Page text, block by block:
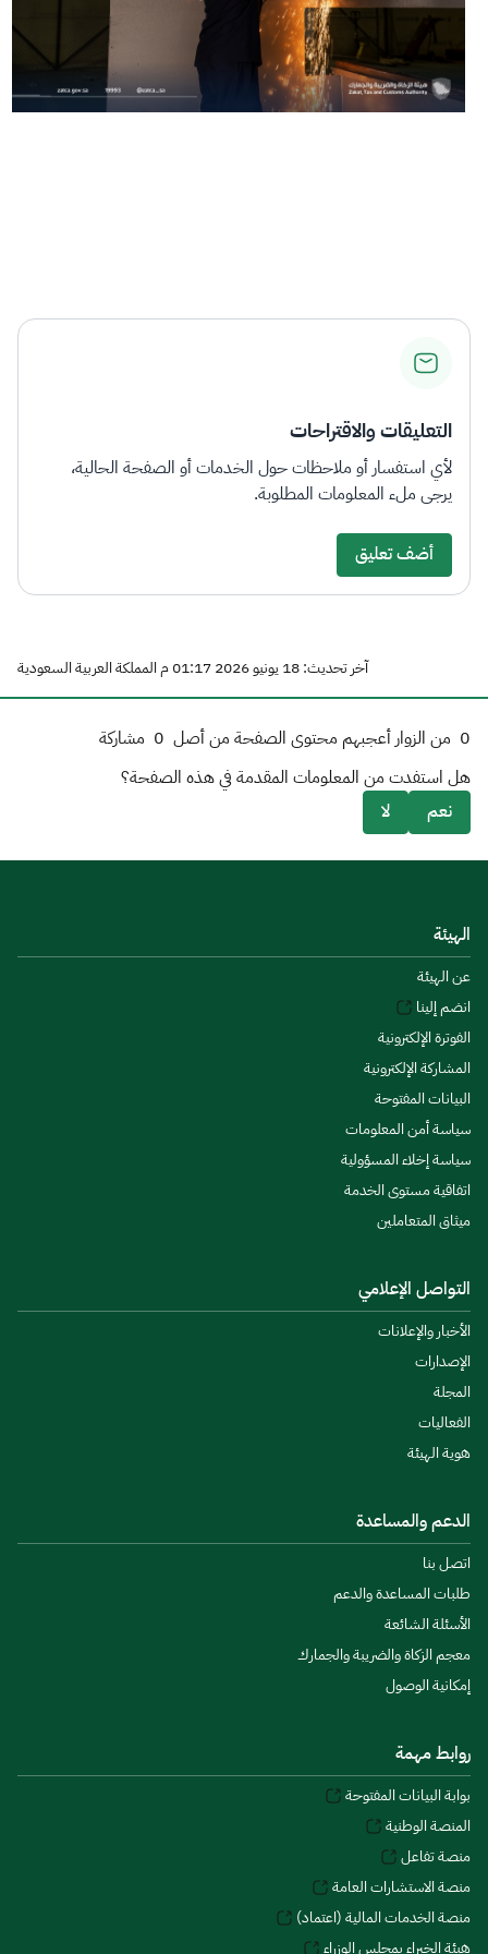
التعليقات والاقتراحات
لأي استفسار أو ملاحظات حول الخدمات أو الصفحة الحالية،
يرجى ملء المعلومات المطلوبة.
أضف تعليق
آخر تحديث: 18 يونيو 2026 01:17 م المملكة العربية السعودية
0 من الزوار أعجبهم محتوى الصفحة من أصل 0 مشاركة
هل استفدت من المعلومات المقدمة في هذه الصفحة؟
نعم
لا
الهيئة
عن الهيئة
انضم إلينا
الفوترة الإلكترونية
المشاركة الإلكترونية
البيانات المفتوحة
سياسة أمن المعلومات
سياسة إخلاء المسؤولية
اتفاقية مستوى الخدمة
ميثاق المتعاملين
التواصل الإعلامي
الأخبار والإعلانات
الإصدارات
المجلة
الفعاليات
هوية الهيئة
الدعم والمساعدة
اتصل بنا
طلبات المساعدة والدعم
الأسئلة الشائعة
معجم الزكاة والضريبة والجمارك
إمكانية الوصول
روابط مهمة
بوابة البيانات المفتوحة
المنصة الوطنية
منصة تفاعل
منصة الاستشارات العامة
منصة الخدمات المالية (اعتماد)
هيئة الخبراء بمجلس الوزراء